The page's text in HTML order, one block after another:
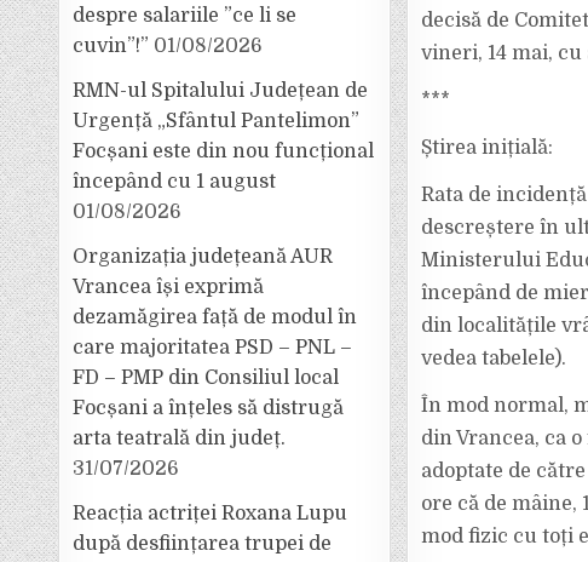
decisă de
vineri, 14 mai, cu
***
Știrea inițială:
Rata de
descreștere în
Ministerului
începând de
din localitățile
vedea tabelele).
În mod normal,
din Vrancea, ca
adoptate de
ore că de mâine,
mod fizic cu toți
despre salariile ”ce li se
cuvin”!” 01/08/2026
RMN-ul Spitalului Județean de
Urgență „Sfântul Pantelimon”
Focșani este din nou funcțional
începând cu 1 august
01/08/2026
Organizația județeană AUR
Vrancea își exprimă
dezamăgirea față de modul în
care majoritatea PSD – PNL –
FD – PMP din Consiliul local
Focșani a înțeles să distrugă
arta teatrală din județ.
31/07/2026
Reacția actriței Roxana Lupu
după desființarea trupei de